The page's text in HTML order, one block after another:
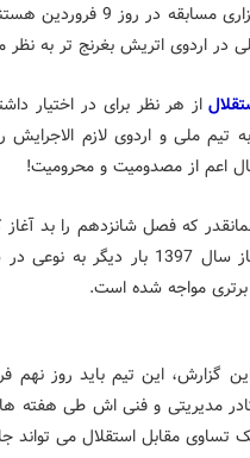
در اردوی اتریش بغرنج تر به
از هر نظر برای در اختیار
تیم ملی و اردوی لازم
اعم از مصدومیت و محرومیت!
که فصل شانزدهم را بد
حالا در آغاز سال 1397
برتری مواجه شده است.
گزارش، این تیم باید روز نهم
مدیریتی و فنی اش طی هفته
تساوی مقابل استقلال می